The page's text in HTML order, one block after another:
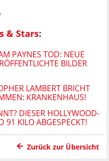
& Stars:
PAYNES TOD: NEUE
BILDER
LAMBERT BRICHT
KRANKENHAUS!
DIESER HOLLYWOOD-
91 KILO ABGESPECKT!
Zurück zur Übersicht